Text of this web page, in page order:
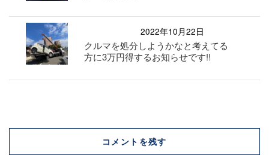
2022年10月22日
クルマを処分しようかなと考えてる
方に3万円得するお知らせです!!
コメントを残す